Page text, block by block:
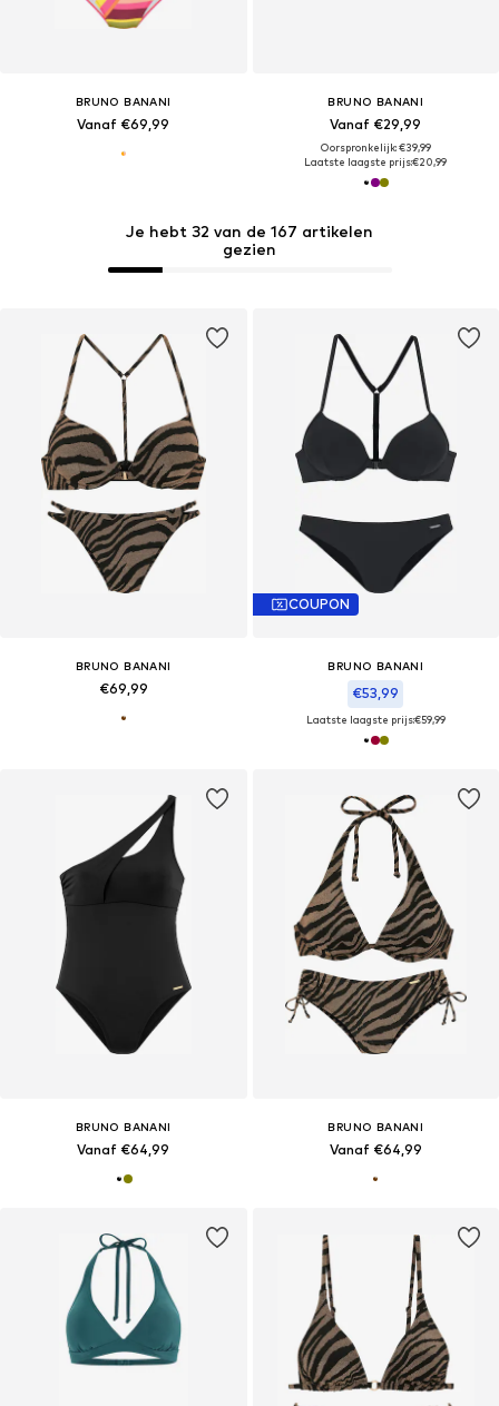
Je hebt 32 van de 167 artikelen
gezien
BRUNO BANANI
Vanaf €69,99
BRUNO BANANI
Vanaf €29,99
Oorspronkelijk: €39,99
Laatste laagste prijs:€20,99
BRUNO BANANI
€69,99
COUPON
BRUNO BANANI
€53,99
Laatste laagste prijs:€59,99
BRUNO BANANI
Vanaf €64,99
BRUNO BANANI
Vanaf €64,99